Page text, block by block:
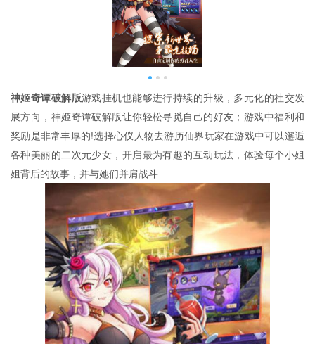
神姬奇谭破解版游戏挂机也能够进行持续的升级，多元化的社交发
展方向，神姬奇谭破解版让你轻松寻觅自己的好友；游戏中福利和
奖励是非常丰厚的!选择心仪人物去游历仙界玩家在游戏中可以邂逅
各种美丽的二次元少女，开启最为有趣的互动玩法，体验每个小姐
姐背后的故事，并与她们并肩战斗